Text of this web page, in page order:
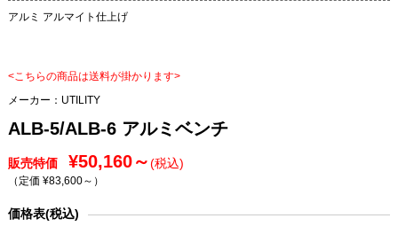
アルミ アルマイト仕上げ
<こちらの商品は送料が掛かります>
メーカー： UTILITY
ALB-5/ALB-6 アルミベンチ
販売特価 ¥50,160～(税込)
（定価 ¥83,600～ ）
価格表(税込)